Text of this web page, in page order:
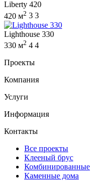
Liberty 420
420 м2 3 3
Lighthouse 330
330 м2 4 4
Проекты
Компания
Услуги
Информация
Контакты
Все проекты
Клееный брус
Комбинированные
Каменные дома